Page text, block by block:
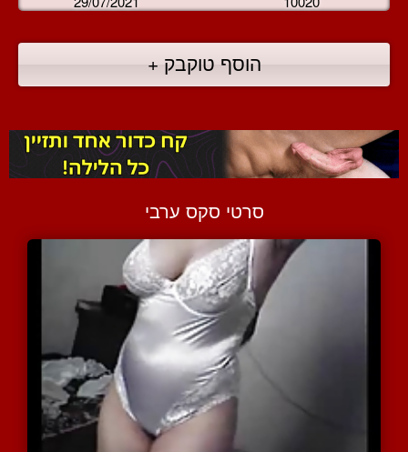
הוסף טוקבק +
סרטי סקס ערבי